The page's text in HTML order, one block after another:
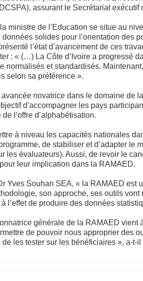
assurant le Secrétariat exécutif
ministre de l’Education se situe au
solides pour l’orientation des
l’état d’avancement de ces
: « (…) La Côte d’Ivoire a progressé
normalisés et standardisés.
selon sa préférence ».
novatrice dans le domaine de
d’accompagner les pays
l’offre d’alphabétisation.
à niveau les capacités nationales
de stabiliser et d’adapter le
les évaluateurs). Aussi, de revoir le
leur implication dans la RAMAED.
Yves Souhan SEA, « la RAMAED est
son approche, ses outils
l’effet de produire des données
générale de la RAMAED vient
de pouvoir nous approprier des
les tester sur les bénéficiaires », a-t-il